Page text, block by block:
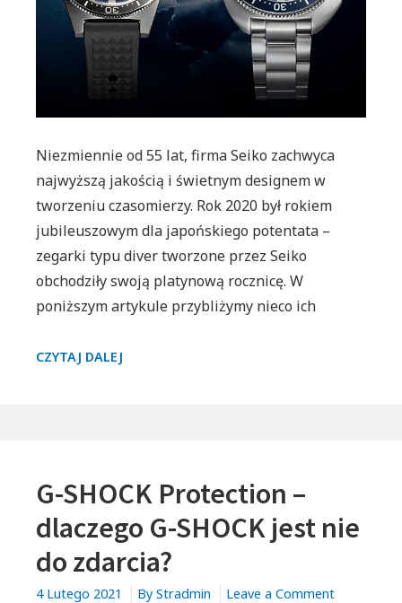
Niezmiennie od 55 lat, firma Seiko zachwyca
najwyższą jakością i świetnym designem w
tworzeniu czasomierzy. Rok 2020 był rokiem
jubileuszowym dla japońskiego potentata –
zegarki typu diver tworzone przez Seiko
obchodziły swoją platynową rocznicę. W
poniższym artykule przybliżymy nieco ich
CZYTAJ DALEJ
MODEL
G-SHOCK Protection –
dlaczego G-SHOCK jest nie
do zdarcia?
4 Lutego 2021 By Stradmin Leave a Commenton